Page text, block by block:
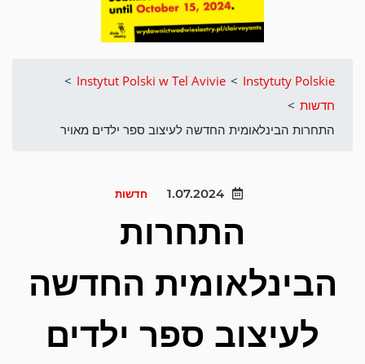
Instytuty Polskie
>
Instytut Polski w Tel Avivie
>
חדשות >
התחרות הבינלאומית החדשה לעיצוב ספר ילדים מאויר
1.07.2024 חדשות
התחרות
הבינלאומית החדשה
לעיצוב ספר ילדים